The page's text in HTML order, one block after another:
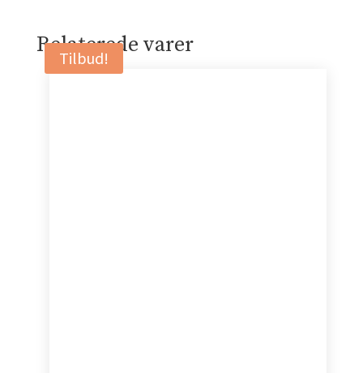
Relaterede varer
Tilbud!